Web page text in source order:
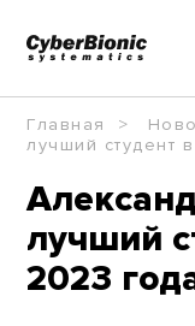
Главная
лучший студент
лучший
2023